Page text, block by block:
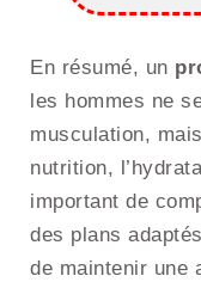
En résumé, un
les hommes ne
musculation,
nutrition,
important de
des plans
de maintenir une